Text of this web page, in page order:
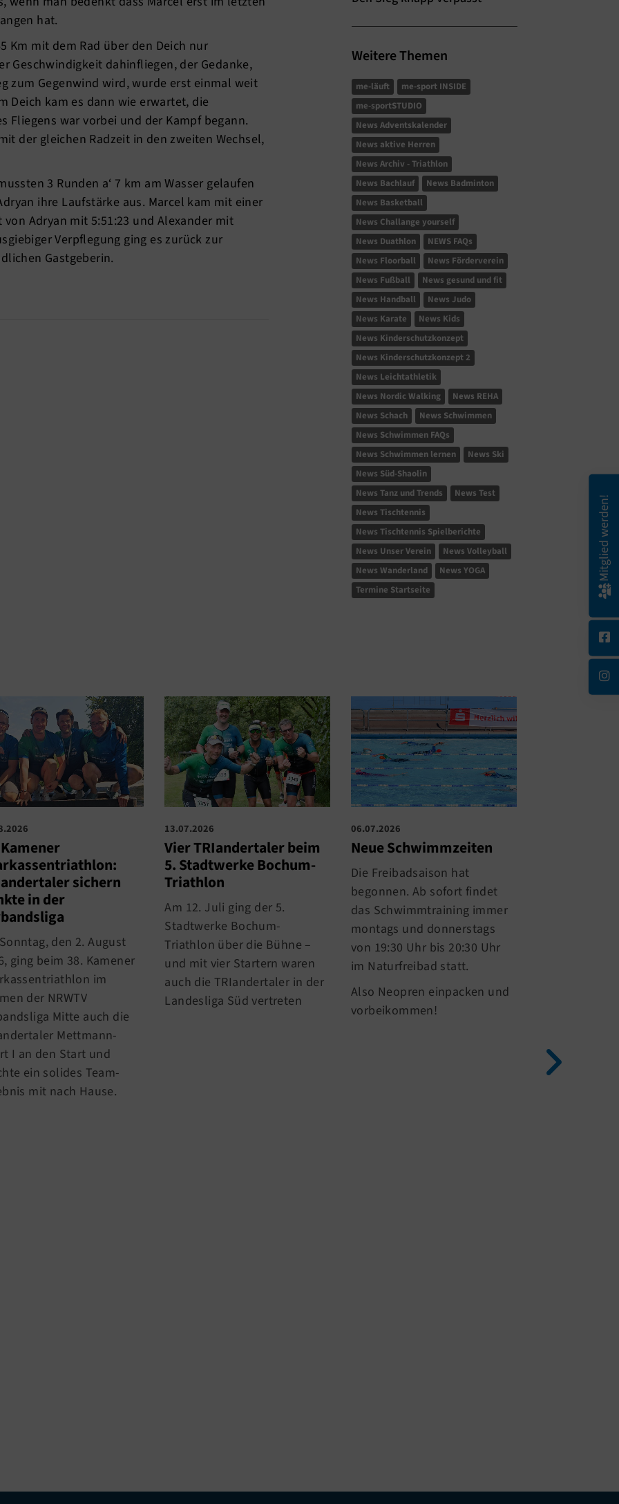
hat.
Km mit dem Rad über den Deich nur
Geschwindigkeit dahinfliegen, der Gedanke,
zum Gegenwind wird, wurde erst einmal weit
Deich kam es dann wie erwartet, die
Fliegens war vorbei und der Kampf begann.
der gleichen Radzeit in den zweiten Wechsel,
3 Runden a‘ 7 km am Wasser gelaufen
ihre Laufstärke aus. Marcel kam mit einer
Adryan mit 5:51:23 und Alexander mit
Verpflegung ging es zurück zur
Gastgeberin.
Weitere Themen
me-läuft
me-sport INSIDE
me-sportSTUDIO
News Adventskalender
News aktive Herren
News Archiv - Triathlon
News Bachlauf
News Badminton
News Basketball
News Challange yourself
News Duathlon
NEWS FAQs
News Floorball
News Förderverein
News Fußball
News gesund und fit
News Handball
News Judo
News Karate
News Kids
News Kinderschutzkonzept
News Kinderschutzkonzept 2
News Leichtathletik
News Nordic Walking
News REHA
News Schach
News Schwimmen
News Schwimmen FAQs
News Schwimmen lernen
News Ski
News Süd-Shaolin
News Tanz und Trends
News Test
News Tischtennis
News Tischtennis Spielberichte
News Unser Verein
News Volleyball
News Wanderland
News YOGA
Termine Startseite
sichern
in der
den 2. August
ging beim 38. Kamener
im
der NRWTV
Mitte auch die
Mettmann-
I an den Start und
ein solides Team-
mit nach Hause.
13.07.2026
Vier TRIandertaler beim
5. Stadtwerke Bochum-
Triathlon
Am 12. Juli ging der 5.
Stadtwerke Bochum-
Triathlon über die Bühne –
und mit vier Startern waren
auch die TRIandertaler in der
Landesliga Süd vertreten
06.07.2026
Neue Schwimmzeiten
Die Freibadsaison hat
begonnen. Ab sofort findet
das Schwimmtraining immer
montags und donnerstags
von 19:30 Uhr bis 20:30 Uhr
im Naturfreibad statt.
Also Neopren einpacken und
vorbeikommen!
starke
Mitglied werden!